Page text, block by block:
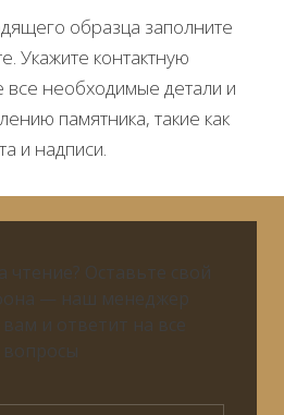
образца заполните
Укажите контактную
необходимые детали и
памятника, такие как
и надписи.
чтение? Оставьте свой
— наш менеджер
и ответит на все
вопросы